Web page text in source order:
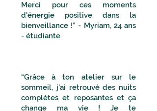
Merci pour ces moments
d'énergie positive dans la
bienveillance !” - Myriam, 24 ans
- étudiante
“Grâce à ton atelier sur le
sommeil, j'ai retrouvé des nuits
complètes et reposantes et ça
change ma vie ! Je te